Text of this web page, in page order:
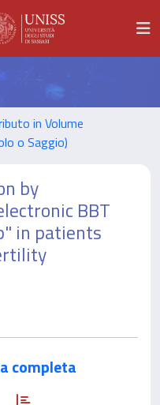
in Volume
o Saggio)
by
BBT
in patients
completa